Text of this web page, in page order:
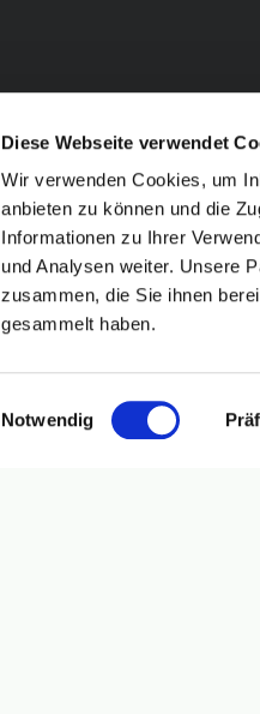
Diese Webseite verwendet
Wir verwenden Cookies, um
anbieten zu können und die
Informationen zu Ihrer
und Analysen weiter. Unsere
zusammen, die Sie ihnen
gesammelt haben.
Einwilligungsauswahl
Notwendig